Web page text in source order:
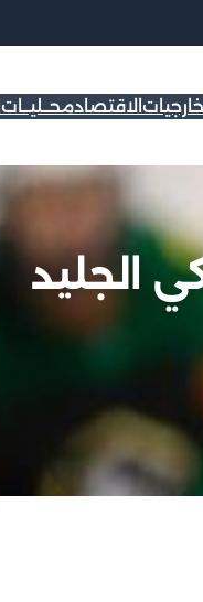
خارجيات الاقتصادمحــليــات
الجليد